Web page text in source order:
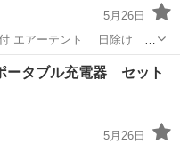
5月26日
ープ 付 キャリーバック ローラー付き
セキュリティ テント
ータブル充電器 セット
5月26日